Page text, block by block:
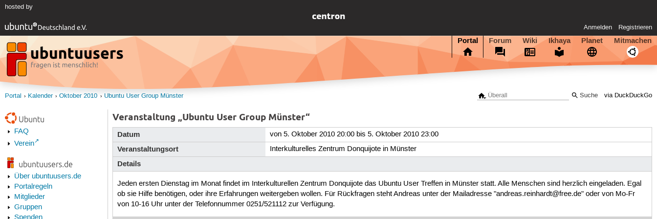
hosted by
Anmelden Registrieren
Portal Forum Wiki Ikhaya Planet Mitmachen
via DuckDuckGo
Portal Kalender Oktober 2010 Ubuntu User Group Münster
Ubuntu
FAQ
Verein
ubuntuusers.de
Über ubuntuusers.de
Portalregeln
Mitglieder
Gruppen
Veranstaltung „Ubuntu User Group Münster“
Datum von 5. Oktober 2010 20:00 bis 5. Oktober 2010 23:00
Veranstaltungsort Interkulturelles Zentrum Donquijote in Münster
Details
Jeden ersten Dienstag im Monat findet im Interkulturellen Zentrum Donquijote das Ubuntu User Treffen in Münster statt. Alle Menschen sind herzlich eingeladen. Egal
ob sie Hilfe benötigen, oder ihre Erfahrungen weitergeben wollen. Für Rückfragen steht Andreas unter der Mailadresse "andreas.reinhardt@free.de" oder von Mo-Fr
von 10-16 Uhr unter der Telefonnummer 0251/521112 zur Verfügung.